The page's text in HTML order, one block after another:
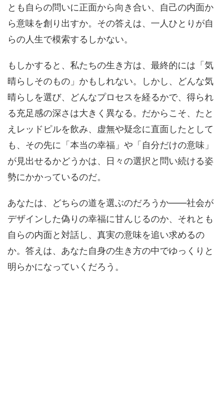
とも自らの問いに正面から向き合い、自己の内面か
ら意味を創り出すか。その答えは、一人ひとりが自
らの人生で模索するしかない。
もしかすると、私たちの生き方は、最終的には「気
晴らしそのもの」かもしれない。しかし、どんな気
晴らしを選び、どんなプロセスを経るかで、得られ
る充足感の深さは大きく異なる。だからこそ、たと
えレッドピルを飲み、虚無や疑念に直面したとして
も、その先に「本当の幸福」や「自分だけの意味」
が見出せるかどうかは、日々の選択と問い続ける姿
勢にかかっているのだ。
あなたは、どちらの道を選ぶのだろうか――社会が
デザインした偽りの幸福に甘んじるのか、それとも
自らの内面と対話し、真実の意味を追い求めるの
か。答えは、あなた自身の生き方の中でゆっくりと
明らかになっていくだろう。